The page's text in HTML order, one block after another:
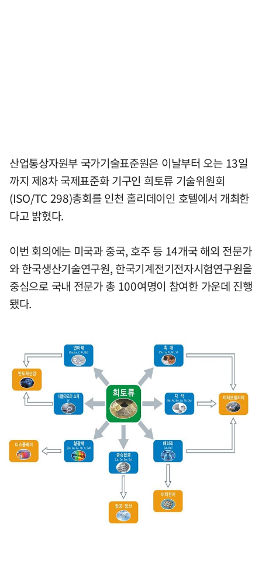
산업통상자원부 국가기술표준원은 이날부터 오는 13일
까지 제8차 국제표준화 기구인 희토류 기술위원회
(ISO/TC 298)총회를 인천 홀리데이인 호텔에서 개최한
다고 밝혔다.
이번 회의에는 미국과 중국, 호주 등 14개국 해외 전문가
와 한국생산기술연구원, 한국기계전기전자시험연구원을
중심으로 국내 전문가 총 100여명이 참여한 가운데 진행
됐다.